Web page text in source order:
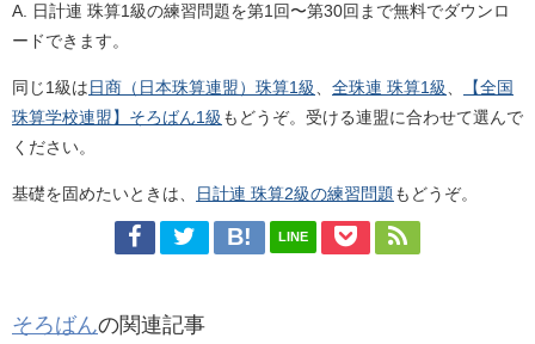
A. 日計連 珠算1級の練習問題を第1回〜第30回まで無料でダウンロ
ードできます。
同じ1級は 日商（日本珠算連盟）珠算1級 全珠連 珠算1級
【全国
珠算学校連盟】そろばん1級 もどうぞ。受ける連盟に合わせて選んで
ください。
基礎を固めたいときは、 日計連 珠算2級の練習問題 もどうぞ。
LINE
そろばんの関連記事